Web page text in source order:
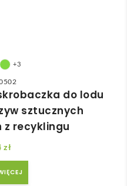
+3
do lodu
sztucznych
recyklingu
zł